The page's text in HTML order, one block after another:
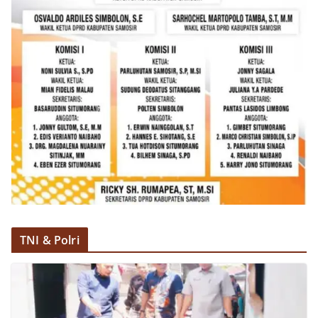
sekaligus menumbuhkan semangat nasionalisme
warga dalam menyambut Hari Kemerdekaan RI.
TNI & Polri